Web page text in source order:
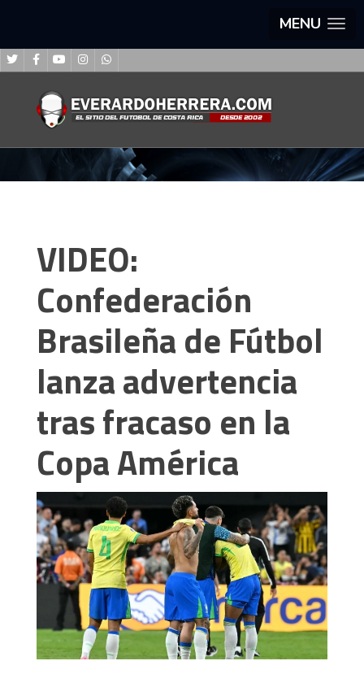
MENU
VIDEO:
Confederación
Brasileña de Fútbol
lanza advertencia
tras fracaso en la
Copa América